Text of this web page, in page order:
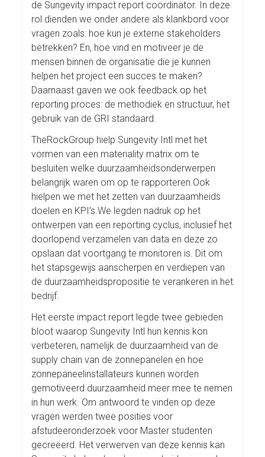
de Sungevity impact report coördinator. In deze
rol dienden we onder andere als klankbord voor
vragen zoals: hoe kun je externe stakeholders
betrekken? En, hoe vind en motiveer je de
mensen binnen de organisatie die je kunnen
helpen het project een succes te maken?
Daarnaast gaven we ook feedback op het
reporting proces: de methodiek en structuur, het
gebruik van de GRI standaard.
TheRockGroup hielp Sungevity Intl met het
vormen van een materiality matrix om te
besluiten welke duurzaamheidsonderwerpen
belangrijk waren om op te rapporteren.Ook
hielpen we met het zetten van duurzaamheids
doelen en KPI’s.We legden nadruk op het
ontwerpen van een reporting cyclus, inclusief het
doorlopend verzamelen van data en deze zo
opslaan dat voortgang te monitoren is. Dit om
het stapsgewijs aanscherpen en verdiepen van
de duurzaamheidspropositie te verankeren in het
bedrijf.
Het eerste impact report legde twee gebieden
bloot waarop Sungevity Intl hun kennis kon
verbeteren, namelijk de duurzaamheid van de
supply chain van de zonnepanelen en hoe
zonnepaneelinstallateurs kunnen worden
gemotiveerd duurzaamheid meer mee te nemen
in hun werk. Om antwoord te vinden op deze
vragen werden twee posities voor
afstudeeronderzoek voor Master studenten
gecreëerd. Het verwerven van deze kennis kan